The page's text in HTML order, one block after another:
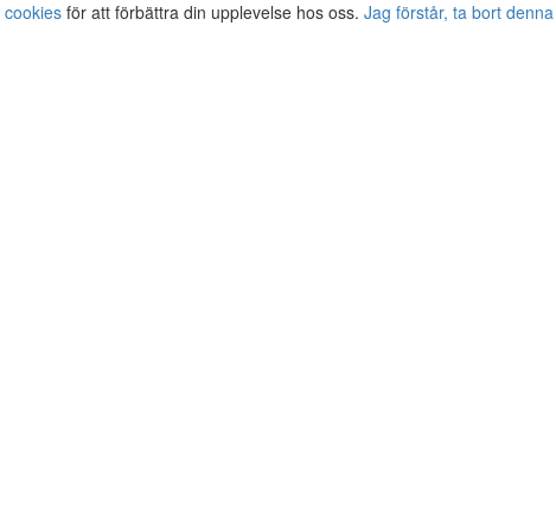
cookies för att förbättra din upplevelse hos oss. Jag förstår, ta bort